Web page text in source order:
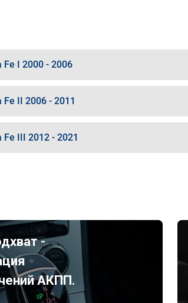
Fe I 2000 - 2006
Fe II 2006 - 2011
Fe III 2012 - 2021
-
АКПП.